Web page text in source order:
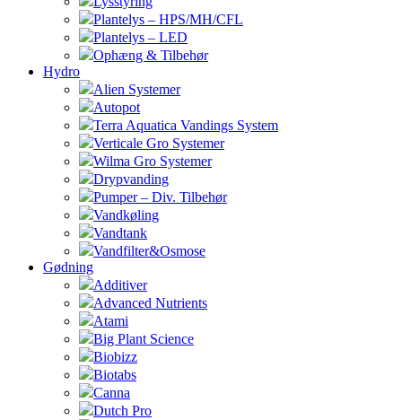
Plantelys – HPS/MH/CFL
Plantelys – LED
Ophæng & Tilbehør
Hydro
Alien Systemer
Autopot
Terra Aquatica Vandings System
Verticale Gro Systemer
Wilma Gro Systemer
Drypvanding
Pumper – Div. Tilbehør
Vandkøling
Vandtank
Vandfilter&Osmose
Gødning
Additiver
Advanced Nutrients
Atami
Big Plant Science
Biobizz
Biotabs
Canna
Dutch Pro